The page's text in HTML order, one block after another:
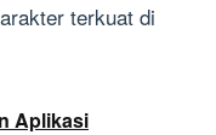
terkuat di
Aplikasi